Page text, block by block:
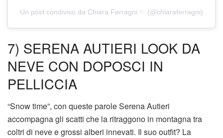
Un post condiviso da Chiara Ferragni ✨ (@chiaraferragni)
7) SERENA AUTIERI LOOK DA
NEVE CON DOPOSCI IN
PELLICCIA
“Snow time”, con queste parole Serena Autieri
accompagna gli scatti che la ritraggono in montagna tra
coltri di neve e grossi alberi innevati. Il suo outfit? La